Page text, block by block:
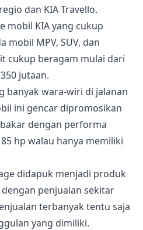
dan KIA Travello.
mobil KIA yang cukup
mobil MPV, SUV, dan
cukup beragam mulai dari
jutaan.
banyak wara-wiri di jalanan
ini gencar dipromosikan
dengan performa
hp walau hanya memiliki
didapuk menjadi produk
penjualan sekitar
terbanyak tentu saja
yang dimiliki.